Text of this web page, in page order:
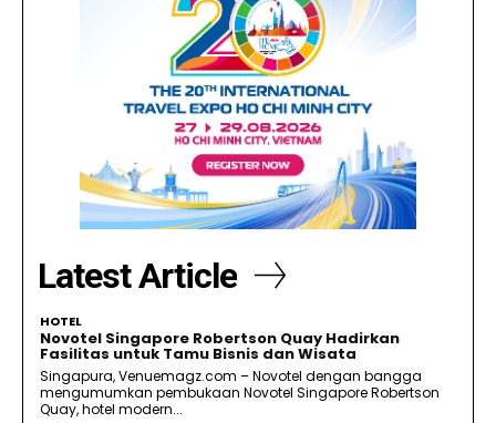
Latest Article
HOTEL
Novotel Singapore Robertson Quay Hadirkan
Fasilitas untuk Tamu Bisnis dan Wisata
Singapura, Venuemagz.com – Novotel dengan bangga
mengumumkan pembukaan Novotel Singapore Robertson
Quay, hotel modern...